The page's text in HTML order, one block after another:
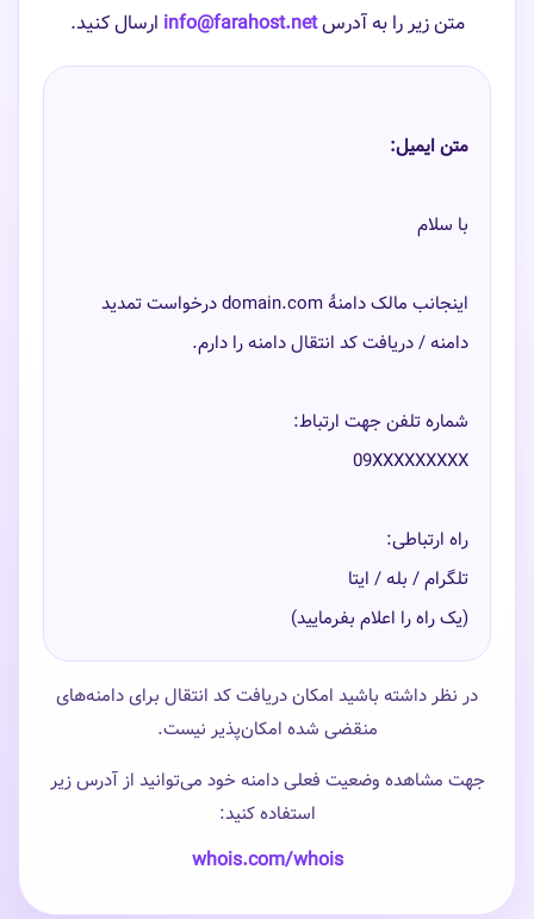
متن زیر را به آدرسinfo@farahost.net ارسال کنید.
متن ایمیل:
اینجانب مالک دامنهٔ domain.com درخواست تمدید
(یک راه را اعلام بفرمایید)
در نظر داشته باشید امکان دریافت کد انتقال برای دامنه‌های
منقضی شده امکان‌پذیر نیست.
جهت مشاهده وضعیت فعلی دامنه خود می‌توانید از آدرس زیر
استفاده کنید:
whois.com/whois